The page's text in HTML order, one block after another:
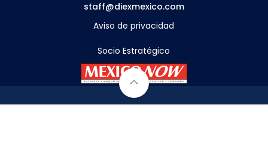
staff@diexmexico.com
Aviso de privacidad
Socio Estratégico